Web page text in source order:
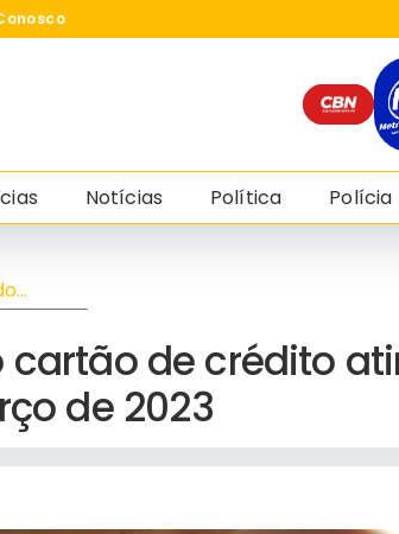
Notícias Política Polícia
cartão de crédito
de 2023